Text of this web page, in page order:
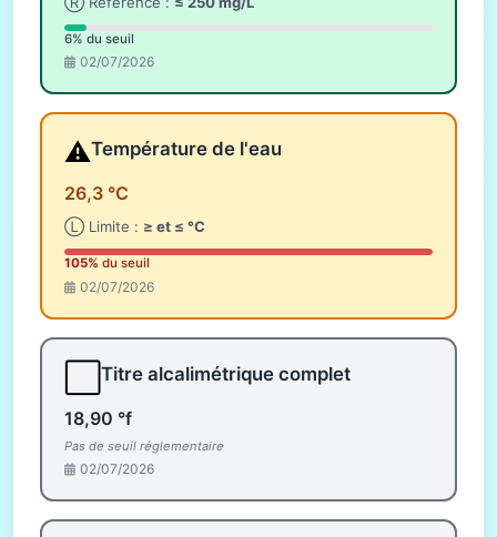
6% du seuil
02/07/2026
⚠️Température de l'eau
26,3 °C
Ⓛ Limite : ≥ et ≤ °C
105% du seuil
02/07/2026
Titre alcalimétrique complet
18,90 °f
Pas de seuil réglementaire
02/07/2026